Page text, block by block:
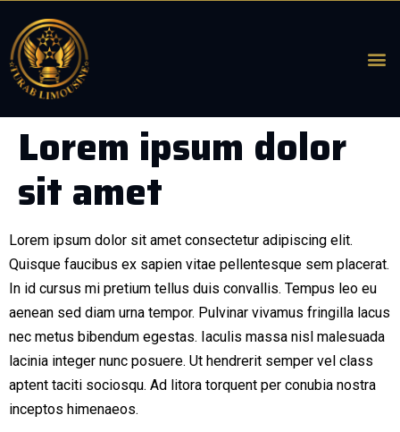
Lorem ipsum dolor
sit amet
Lorem ipsum dolor sit amet consectetur adipiscing elit.
Quisque faucibus ex sapien vitae pellentesque sem placerat.
In id cursus mi pretium tellus duis convallis. Tempus leo eu
aenean sed diam urna tempor. Pulvinar vivamus fringilla lacus
nec metus bibendum egestas. Iaculis massa nisl malesuada
lacinia integer nunc posuere. Ut hendrerit semper vel class
aptent taciti sociosqu. Ad litora torquent per conubia nostra
inceptos himenaeos.